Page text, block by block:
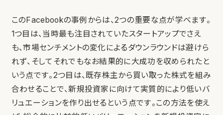
このFacebookの事例からは、2つの重要な点が学べます。
1つ目は、当時最も注目されていたスタートアップでさえ
も、市場センチメントの変化によるダウンラウンドは避けら
れず、そしてそれでもなお結果的に大成功を収められたと
いう点です。2つ目は、既存株主から買い取った株式を組み
合わせることで、新規投資家に向けて実質的により低いバ
リュエーションを作り出せるという点です。この方法を使え